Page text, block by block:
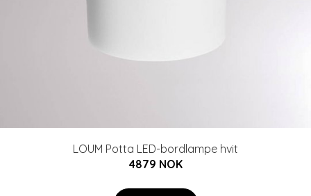
LOUM Potta LED-bordlampe hvit
4879 NOK